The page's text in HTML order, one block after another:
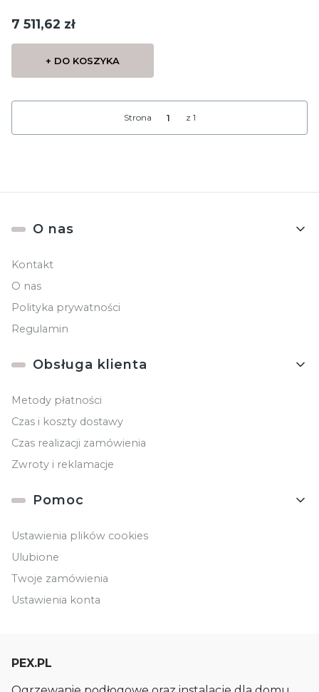
Cena
7 511,62 zł
+ DO KOSZYKA
Strona z 1
Linki w stopce
O nas
Kontakt
O nas
Polityka prywatności
Regulamin
Obsługa klienta
Metody płatności
Czas i koszty dostawy
Czas realizacji zamówienia
Zwroty i reklamacje
Pomoc
Ustawienia plików cookies
Ulubione
Twoje zamówienia
Ustawienia konta
PEX.PL